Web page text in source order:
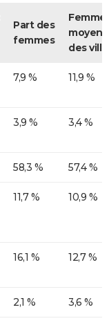
Part des
femmes
des
7,9 % 11,9 %
3,9 % 3,4 %
58,3 % 57,4 %
11,7 % 10,9 %
16,1 % 12,7 %
2,1 % 3,6 %